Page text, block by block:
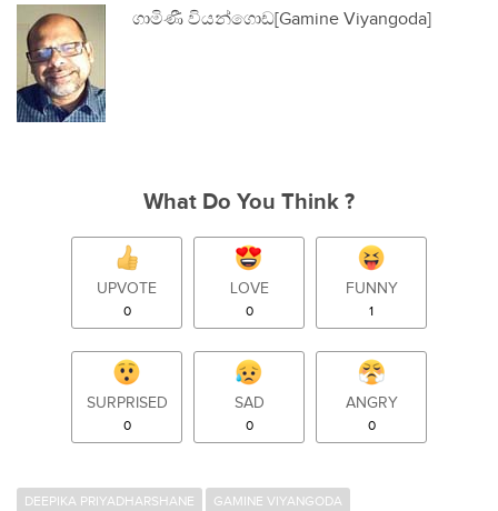
ගාමිණී වියන්ගොඩ[Gamine Viyangoda]
What Do You Think ?
UPVOTE
0
LOVE
0
FUNNY
1
SURPRISED
0
SAD
0
ANGRY
0
DEEPIKA PRIYADHARSHANE
GAMINE VIYANGODA